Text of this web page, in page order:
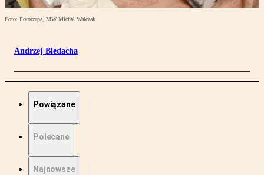
Foto: Fotorzepa, MW Michał Walczak
Andrzej Biedacha
Powiązane
Polecane
Najnowsze